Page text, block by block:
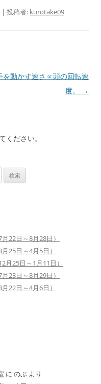
| 投稿者: kurotake09
を動かす速さ∝頭の回転速
度。
→
ください。
22日～8月28日）
25日～4月5日）
25日～1月11日）
23日～8月29日）
22日～4月6日）
に のぶ より